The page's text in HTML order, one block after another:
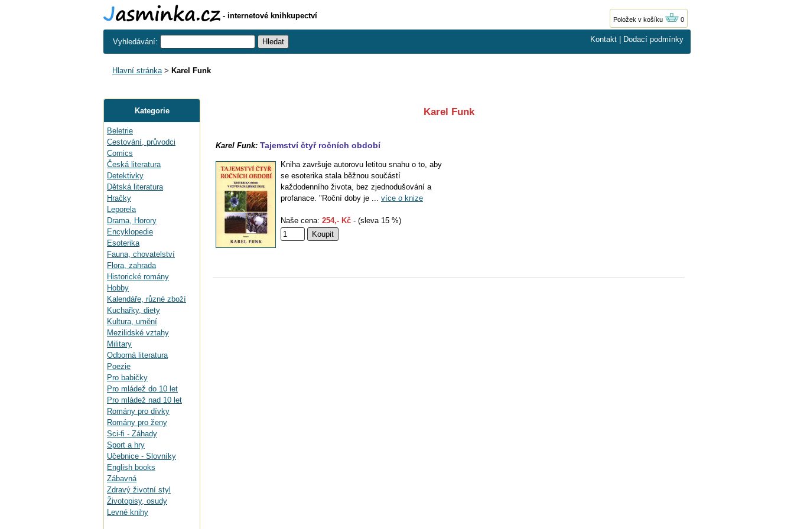
- internetové knihkupectví Položek v košíku 0
Vyhledávání: Kontakt Dodací podmínky
Hlavní stránka> Karel Funk
Kategorie
Beletrie
Cestování, průvodci
Comics
Česká literatura
Detektivky
Dětská literatura
Hračky
Leporela
Drama, Horory
Encyklopedie
Esoterika
Fauna, chovatelství
Flora, zahrada
Historické romány
Hobby
Kalendáře, různé zboží
Kuchařky, diety
Kultura, umění
Mezilidské vztahy
Military
Odborná literatura
Poezie
Pro babičky
Pro mládež do 10 let
Pro mládež nad 10 let
Romány pro dívky
Romány pro ženy
Sci-fi - Záhady
Sport a hry
Učebnice - Slovníky
English books
Zábavná
Zdravý životní styl
Životopisy, osudy
Levné knihy
Karel Funk
Karel Funk: Tajemství čtyř ročních období
Kniha završuje autorovu letitou snahu o to, aby
se esoterika stala běžnou součástí
každodenního života, bez zjednodušování a
profanace. "Roční doby je ... více o knize
Naše cena: 254,- Kč - (sleva 15 %)